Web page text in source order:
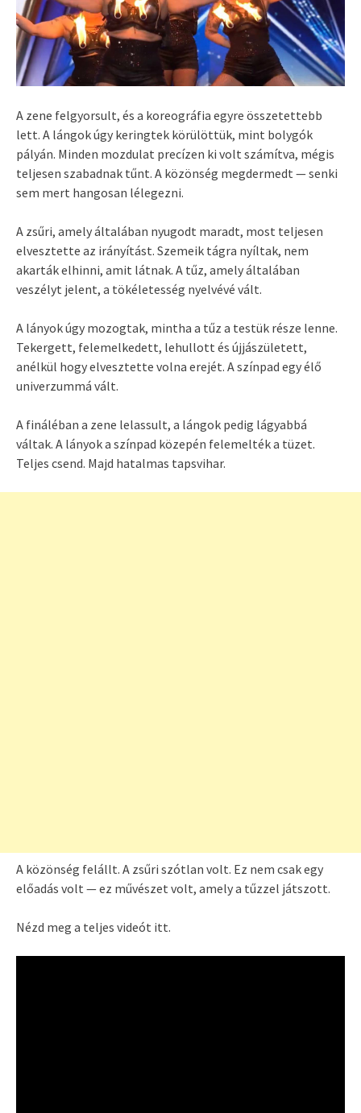
A zene felgyorsult, és a koreográfia egyre összetettebb
lett. A lángok úgy keringtek körülöttük, mint bolygók
pályán. Minden mozdulat precízen ki volt számítva, mégis
teljesen szabadnak tűnt. A közönség megdermedt — senki
sem mert hangosan lélegezni.
A zsűri, amely általában nyugodt maradt, most teljesen
elvesztette az irányítást. Szemeik tágra nyíltak, nem
akarták elhinni, amit látnak. A tűz, amely általában
veszélyt jelent, a tökéletesség nyelvévé vált.
A lányok úgy mozogtak, mintha a tűz a testük része lenne.
Tekergett, felemelkedett, lehullott és újjászületett,
anélkül hogy elvesztette volna erejét. A színpad egy élő
univerzummá vált.
A fináléban a zene lelassult, a lángok pedig lágyabbá
váltak. A lányok a színpad közepén felemelték a tüzet.
Teljes csend. Majd hatalmas tapsvihar.
A közönség felállt. A zsűri szótlan volt. Ez nem csak egy
előadás volt — ez művészet volt, amely a tűzzel játszott.
Nézd meg a teljes videót itt.